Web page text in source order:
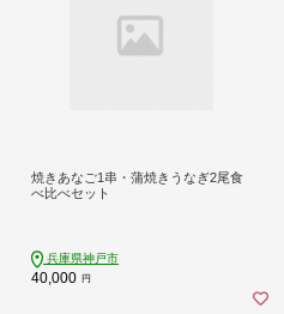
焼きあなご1串・蒲焼きうなぎ2尾食
べ比べセット
兵庫県神戸市
40,000 円